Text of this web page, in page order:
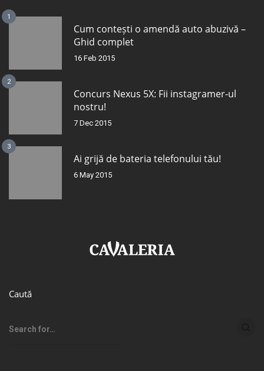
1
Cum contești o amendă auto abuzivă –
Ghid complet
16 Feb 2015
2
Concurs Nexus 5X: Fii instagramer-ul
nostru!
7 Dec 2015
3
Ai grijă de bateria telefonului tău!
6 May 2015
Caută